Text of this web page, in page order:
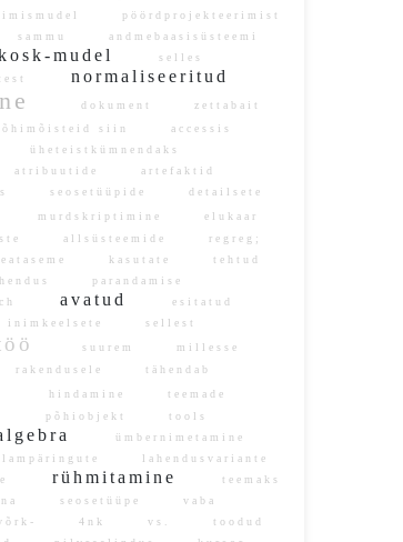
pöördprojekteerimist
sammu
andmebaasisüsteemi
mudel
selles
normaliseeritud
dokument
zettabait
siin
accessis
üheteistkümnendaks
atribuutide
artefaktid
seosetüüpide
detailsete
murdskriptimine
elukaar
allsüsteemide
regreg;
kasutate
tehtud
parandamise
avatud esitatud
inimkeelsete
sellest
suurem
millesse
rakendusele
tähendab
hindamine
teemade
põhiobjekt
tools
ümbernimetamine
lahendusvariante
rühmitamine
teemaks
seosetüüpe
vaba
4nk vs.
toodud